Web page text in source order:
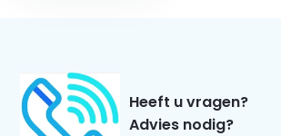
Heeft u vragen?
Advies nodig?